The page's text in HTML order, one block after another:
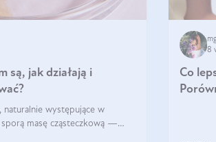
są, jak działają i
naturalnie występujące w
sporą masę cząsteczkową —
8
Co